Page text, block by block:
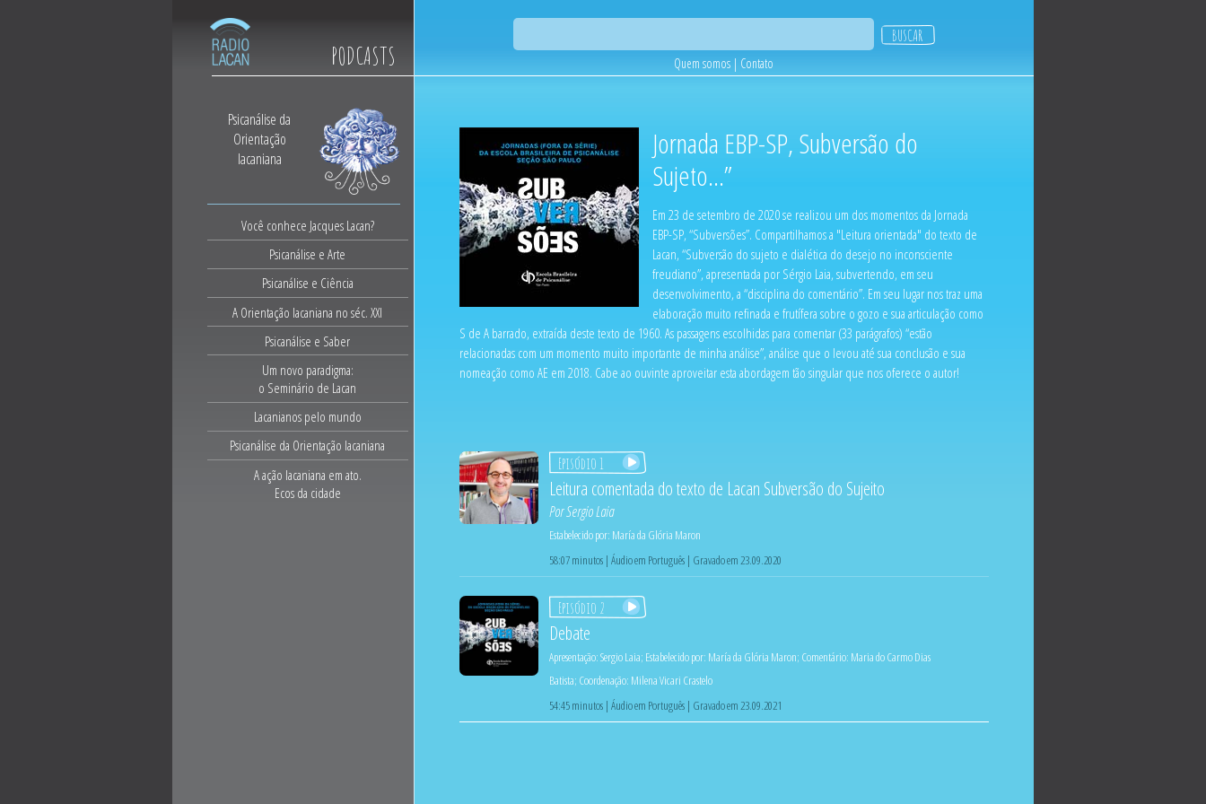
PODCASTS
Psicanálise da
Orientação
lacaniana
Você conhece Jacques Lacan?
Psicanálise e Arte
Psicanálise e Ciência
A Orientação lacaniana no séc. XXI
Psicanálise e Saber
Um novo paradigma:
o Seminário de Lacan
Lacanianos pelo mundo
Psicanálise da Orientação lacaniana
A ação lacaniana em ato.
Ecos da cidade
Quem somos | Contato
Jornada EBP-SP, Subversão do
Sujeto...”
Em 23 de setembro de 2020 se realizou um dos momentos da Jornada
EBP-SP, “Subversões”. Compartilhamos a "Leitura orientada" do texto de
Lacan, “Subversão do sujeto e dialética do desejo no inconsciente
freudiano”, apresentada por Sérgio Laia, subvertendo, em seu
desenvolvimento, a “disciplina do comentário”. Em seu lugar nos traz uma
elaboração muito refinada e frutífera sobre o gozo e sua articulação como
S de A barrado, extraída deste texto de 1960. As passagens escolhidas para comentar (33 parágrafos) “estão
relacionadas com um momento muito importante de minha análise”, análise que o levou até sua conclusão e sua
nomeação como AE em 2018. Cabe ao ouvinte aproveitar esta abordagem tão singular que nos oferece o autor!
Episódio 1
Leitura comentada do texto de Lacan Subversão do Sujeito
PorSergio Laia
Estabelecido por: María da Glória Maron
58:07 minutos | Áudio em Português | Gravado em 23.09.2020
Episódio 2
Debate
Apresentação:Sergio Laia; Estabelecido por: María da Glória Maron; Comentário: Maria do Carmo Dias
Batista; Coordenação: Milena Vicari Crastelo
54:45 minutos | Áudio em Português | Gravado em 23.09.2021